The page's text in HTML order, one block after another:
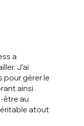
a
J'ai
pour gérer le
ainsi
être au
atout